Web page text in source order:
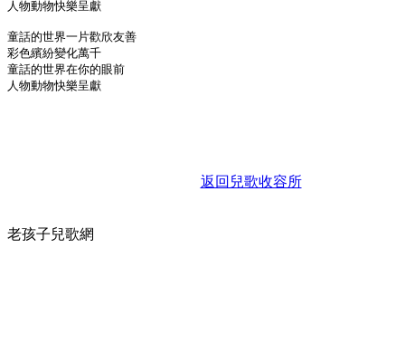
人物動物快樂呈獻
童話的世界一片歡欣友善
彩色繽紛變化萬千
童話的世界在你的眼前
人物動物快樂呈獻
返回兒歌收容所
老孩子兒歌網